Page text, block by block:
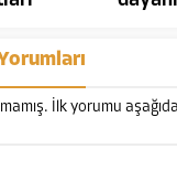
İlk yorumu